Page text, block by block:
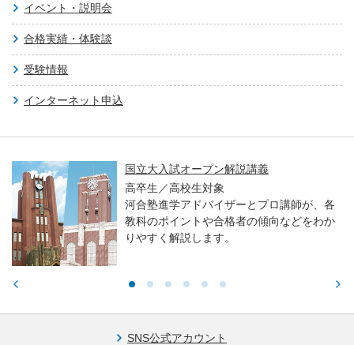
イベント・説明会
合格実績・体験談
受験情報
インターネット申込
国立大入試オープン解説講義
高卒生／高校生対象
河合塾進学アドバイザーとプロ講師が、各
教科のポイントや合格者の傾向などをわか
りやすく解説します。
SNS公式アカウント